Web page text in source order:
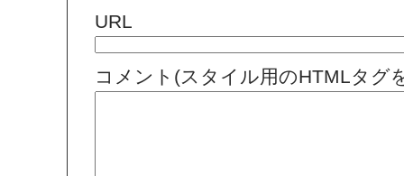
URL
コメント(スタイル用のHTMLタグ